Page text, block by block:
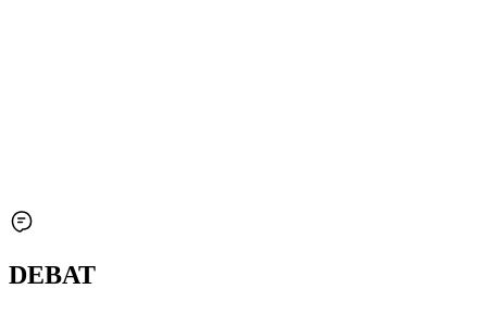
DEBAT